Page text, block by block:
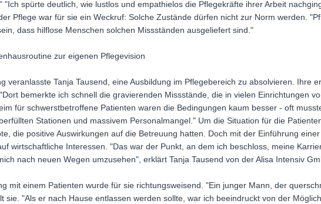
"Ich spürte deutlich, wie lustlos und empathielos die Pflegekräfte ihrer Arbeit
Pflege war für sie ein Weckruf: Solche Zustände dürfen nicht zur Norm werden.
dass hilflose Menschen solchen Missständen ausgeliefert sind."
zur eigenen Pflegevision
veranlasste Tanja Tausend, eine Ausbildung im Pflegebereich zu absolvieren. Ihre
bemerkte ich schnell die gravierenden Missstände, die in vielen Einrichtungen
für schwerstbetroffene Patienten waren die Bedingungen kaum besser - oft
Stationen und massivem Personalmangel." Um die Situation für die
die positive Auswirkungen auf die Betreuung hatten. Doch mit der Einführung
wirtschaftliche Interessen. "Das war der Punkt, an dem ich beschloss, meine
nach neuen Wegen umzusehen", erklärt Tanja Tausend von der Alisa Intensiv
mit einem Patienten wurde für sie richtungsweisend. "Ein junger Mann, der
sie. "Als er nach Hause entlassen werden sollte, war ich beeindruckt von der